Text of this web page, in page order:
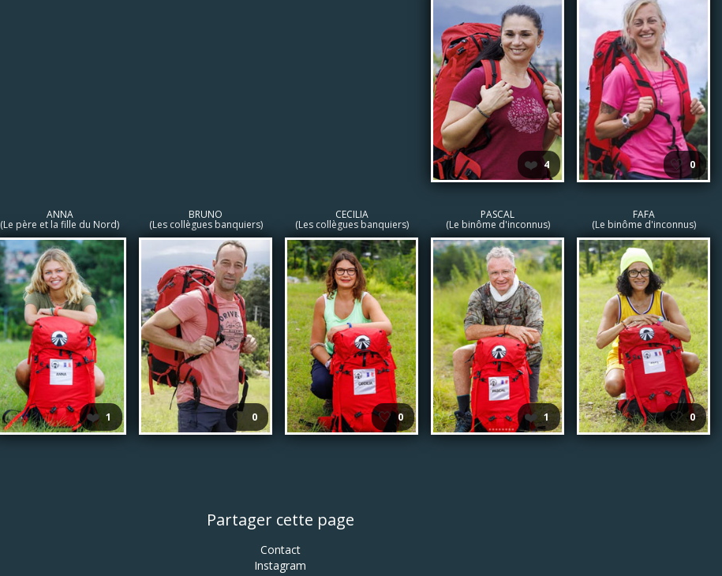
❤️ 4 🤍 0
ANNA
(Le père et la fille du Nord)
❤️ 1
BRUNO
(Les collègues banquiers)
🤍 0
CECILIA
(Les collègues banquiers)
🤍 0
PASCAL
(Le binôme d'inconnus)
❤️ 1
FAFA
(Le binôme d'inconnus)
🤍 0
Partager cette page
Contact
Instagram